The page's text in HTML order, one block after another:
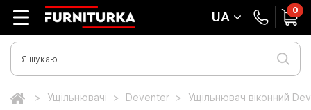
UA 0
Ущільнювачі Deventer Ущільнювач віконний